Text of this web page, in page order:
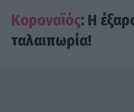
Κοροναϊός: H
ταλαιπωρία!